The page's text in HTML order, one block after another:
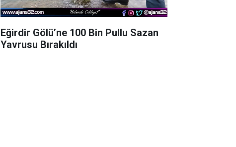
Eğirdir Gölü’ne 100 Bin Pullu Sazan
Yavrusu Bırakıldı